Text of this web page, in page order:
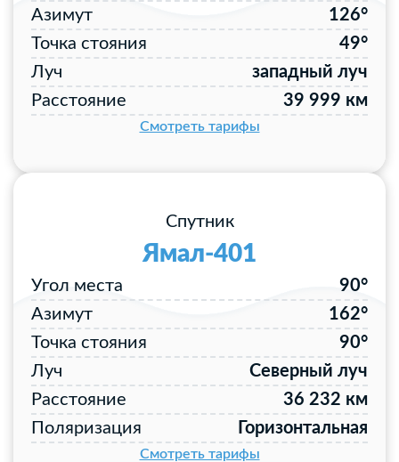
Азимут
126°
Точка стояния
49°
Луч
западный луч
Расстояние
39 999 км
Смотреть тарифы
Спутник
Ямал-401
Угол места
90°
Азимут
162°
Точка стояния
90°
Луч
Северный луч
Расстояние
36 232 км
Поляризация
Горизонтальная
Смотреть тарифы